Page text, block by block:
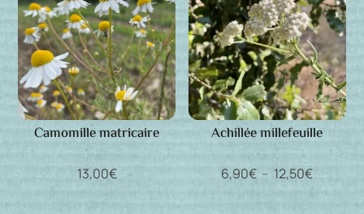
Camomille matricaire
13,00€
Achillée millefeuille
6,90€ – 12,50€Plage
de